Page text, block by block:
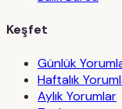
Keşfet
Günlük
Haftalık
Aylık Yorumlar